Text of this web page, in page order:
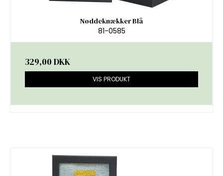
Nøddeknækker Blå
81-0585
329,00 DKK
VIS PRODUKT